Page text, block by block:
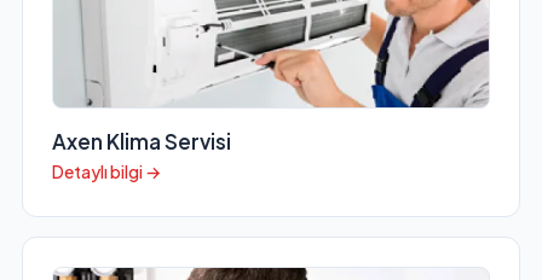
Axen Klima Servisi
Detaylı bilgi →